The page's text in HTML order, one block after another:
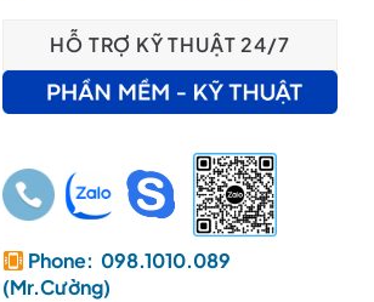
HỖ TRỢ KỸ THUẬT 24/7
Phone: 098.1010.089
(Mr.Cường)